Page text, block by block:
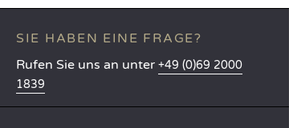
SIE HABEN EINE FRAGE?
Rufen Sie uns an unter +49 (0)69 2000
1839